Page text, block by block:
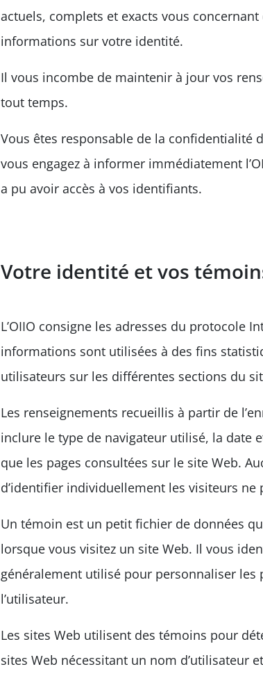
actuels, complets et exacts vous
informations sur votre identité.
Il vous incombe de maintenir à jour vos
tout temps.
Vous êtes responsable de la confidentialité
vous engagez à informer immédiatement
a pu avoir accès à vos identifiants.
Votre identité et vos
L’OIIO consigne les adresses du protocole
informations sont utilisées à des fins
utilisateurs sur les différentes sections du
Les renseignements recueillis à partir de
inclure le type de navigateur utilisé, la date
que les pages consultées sur le site Web.
d’identifier individuellement les visiteurs ne
Un témoin est un petit fichier de données
lorsque vous visitez un site Web. Il vous
généralement utilisé pour personnaliser les
l’utilisateur.
Les sites Web utilisent des témoins pour
sites Web nécessitant un nom d’utilisateur